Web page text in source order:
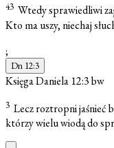
43 Wtedy sprawiedliwi
Kto ma uszy, niechaj
;
Dn 12:3
Księga Daniela 12:3bw
3 Lecz roztropni jaśnieć
którzy wielu wiodą do